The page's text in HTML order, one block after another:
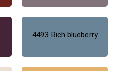
4493 Rich blueberry